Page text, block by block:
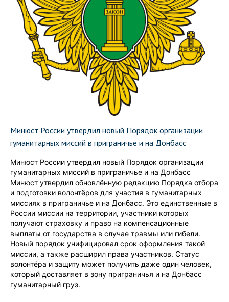
Минюст России утвердил новый Порядок организации
гуманитарных миссий в приграничье и на Донбасс
Минюст России утвердил новый Порядок организации
гуманитарных миссий в приграничье и на Донбасс
Минюст утвердил обновлённую редакцию Порядка отбора
и подготовки волонтёров для участия в гуманитарных
миссиях в приграничье и на Донбасс. Это единственные в
России миссии на территории, участники которых
получают страховку и право на компенсационные
выплаты от государства в случае травмы или гибели.
Новый порядок унифицировал срок оформления такой
миссии, а также расширил права участников. Статус
волонтёра и защиту может получить даже один человек,
который доставляет в зону приграничья и на Донбасс
гуманитарный груз.